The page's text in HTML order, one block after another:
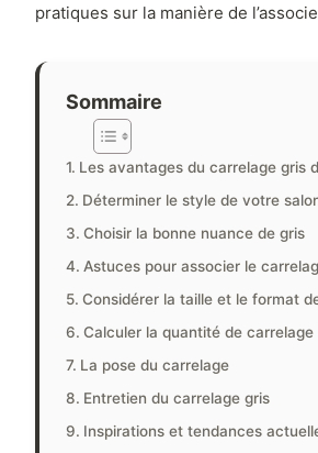
pratiques sur la manière de
Sommaire
Les avantages du carrelage gris
Déterminer le style de votre
Choisir la bonne nuance de gris
Astuces pour associer le
Considérer la taille et le format
Calculer la quantité de carrelage
La pose du carrelage
Entretien du carrelage gris
Inspirations et tendances